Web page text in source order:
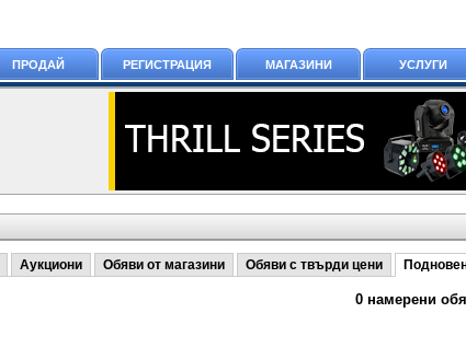
ПРОДАЙ РЕГИСТРАЦИЯ МАГАЗИНИ УСЛУГИ
Аукциони Обяви от магазини Обяви с твърди цени
0 намерени